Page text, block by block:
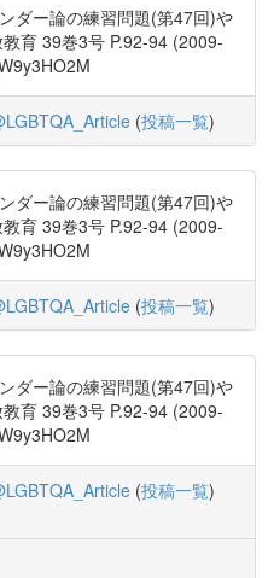
ダー論の練習問題(第47回)や
育 39巻3号 P.92-94 (2009-
(投稿一覧)
ダー論の練習問題(第47回)や
育 39巻3号 P.92-94 (2009-
(投稿一覧)
ダー論の練習問題(第47回)や
育 39巻3号 P.92-94 (2009-
(投稿一覧)